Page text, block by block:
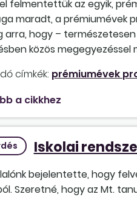
felmentettük az egyik,
maradt, a prémium­évek
arra, hogy –
közös megegyezéssel
címkék: prémiumévek
a cikkhez
Iskolai
bejelentette, hogy
Szeretné, hogy az Mt.